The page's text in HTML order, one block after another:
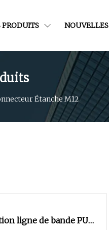
PRODUITS NOUVELLES
Étanche M12
ligne de bande PUR